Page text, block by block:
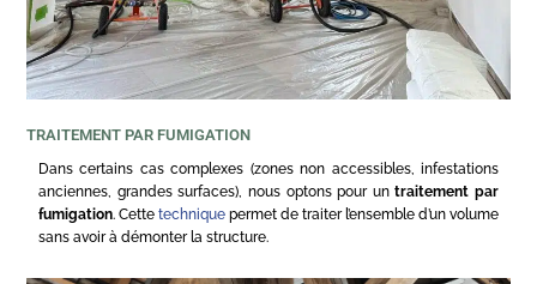
TRAITEMENT PAR FUMIGATION
Dans certains cas complexes (zones non accessibles, infestations
anciennes, grandes surfaces), nous optons pour untraitement par
fumigation. Cette technique permet de traiter l’ensemble d’un volume
sans avoir à démonter la structure.